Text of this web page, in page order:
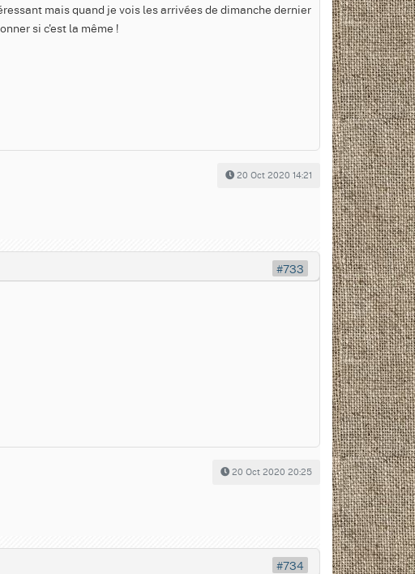
mais quand je vois les arrivées de dimanche dernier
si c'est la même !
20 Oct 2020 14:21
20 Oct 2020 20:25
#733
#734